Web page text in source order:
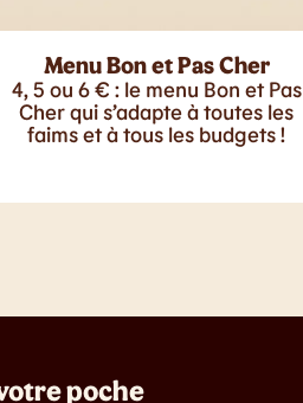
Menu Bon et Pas Cher
4, 5 ou 6 € : le menu Bon et Pas
Cher qui s’adapte à toutes les
faims et à tous les budgets !
poche